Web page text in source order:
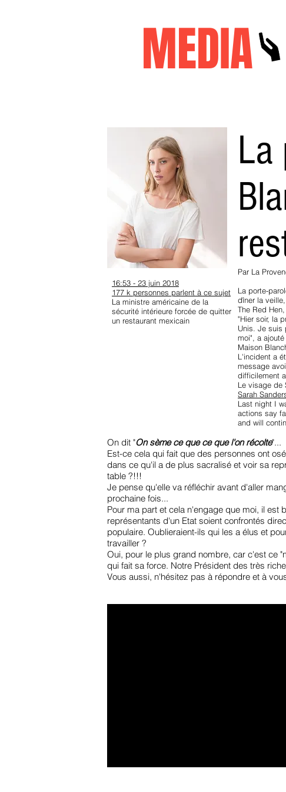
MEDIA
16:53 - 23 juin 2018
177 k personnes parlent à ce sujet
La ministre américaine de la
sécurité intérieure forcée de quitter
un restaurant mexicain
La
Par La
La porte-
dîner la
The Red
"Hier soir, la
Unis. Je suis
moi", a
Maison
L'incident a
message
difficilement
Le visage de
Sarah
Last night I
actions say
and will
On dit "On sème ce que ce que l'on récolte"...
Est-ce cela qui fait que des personnes ont
dans ce qu'il a de plus sacralisé et voir sa
table ?!!!
Je pense qu'elle va réfléchir avant d'aller
prochaine fois...
Pour ma part et cela n'engage que moi, il est
représentants d'un Etat soient confrontés
populaire. Oublieraient-ils qui les a élus et
travailler ?
Oui, pour le plus grand nombre, car c'est ce
qui fait sa force. Notre Président des très
Vous aussi, n'hésitez pas à répondre et à